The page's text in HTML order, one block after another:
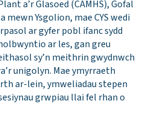
a’r Glasoed (CAMHS), Gofal
Ysgolion, mae CYS wedi
ar gyfer pobl ifanc sydd
ar les, gan greu
sy’n meithrin gwydnwch
unigolyn. Mae ymyrraeth
ar-lein, ymweliadau stepen
grwpiau llai fel rhan o